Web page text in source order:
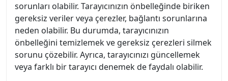
sorunları olabilir. Tarayıcınızın önbelleğinde biriken
gereksiz veriler veya çerezler, bağlantı sorunlarına
neden olabilir. Bu durumda, tarayıcınızın
önbelleğini temizlemek ve gereksiz çerezleri silmek
sorunu çözebilir. Ayrıca, tarayıcınızı güncellemek
veya farklı bir tarayıcı denemek de faydalı olabilir.